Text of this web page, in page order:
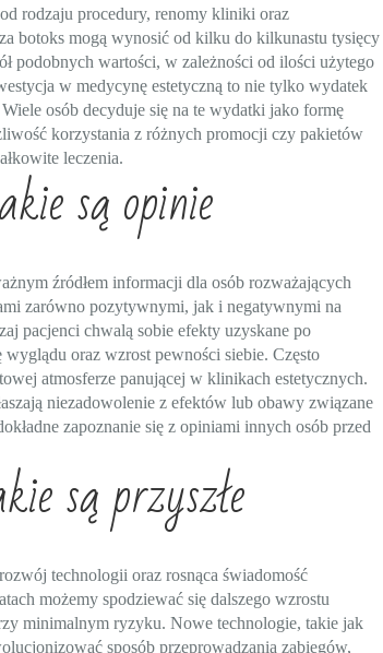
rodzaju procedury, renomy kliniki oraz
botoks mogą wynosić od kilku do kilkunastu tysięcy
podobnych wartości, w zależności od ilości użytego
w medycynę estetyczną to nie tylko wydatek
osób decyduje się na te wydatki jako formę
korzystania z różnych promocji czy pakietów
leczenia.
są opinie
źródłem informacji dla osób rozważających
zarówno pozytywnymi, jak i negatywnymi na
pacjenci chwalą sobie efekty uzyskane po
oraz wzrost pewności siebie. Często
atmosferze panującej w klinikach estetycznych.
niezadowolenie z efektów lub obawy związane
zapoznanie się z opiniami innych osób przed
są przyszłe
technologii oraz rosnąca świadomość
możemy spodziewać się dalszego wzrostu
minimalnym ryzyku. Nowe technologie, takie jak
sposób przeprowadzania zabiegów,